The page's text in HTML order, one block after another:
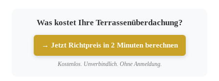
Was kostet Ihre Terrassenüberdachung?
→ Jetzt Richtpreis in 2 Minuten berechnen
Kostenlos. Unverbindlich. Ohne Anmeldung.